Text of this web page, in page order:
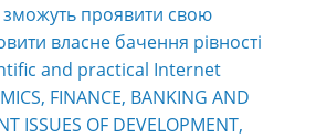
зможуть проявити свою
власне бачення рівності
and practical Internet
FINANCE, BANKING AND
ISSUES OF DEVELOPMENT,